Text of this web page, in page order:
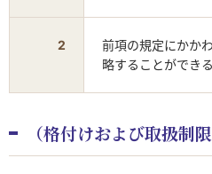
2
前項の規定にかか
略することができる
（格付けおよび取扱制